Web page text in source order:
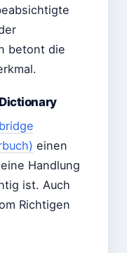
betont die
einen
Handlung
ist. Auch
Richtigen